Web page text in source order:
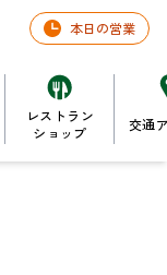
本日の営業
レストラン
ショップ
交通